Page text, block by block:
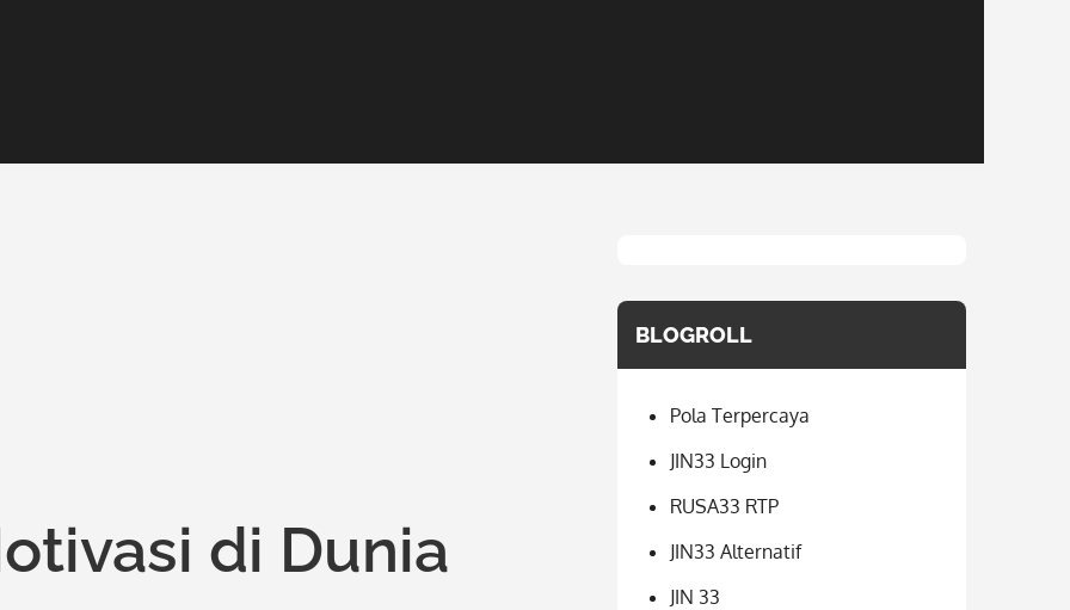
di Dunia
BLOGROLL
Pola Terpercaya
JIN33 Login
RUSA33 RTP
JIN33 Alternatif
JIN 33